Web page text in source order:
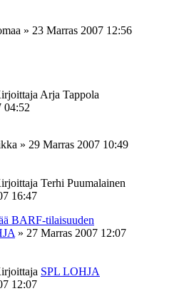
» 23 Marras 2007 12:56
Arja Tappola
04:52
» 29 Marras 2007 10:49
Terhi Puumalainen
16:47
BARF-tilaisuuden
» 27 Marras 2007 12:07
SPL LOHJA
12:07